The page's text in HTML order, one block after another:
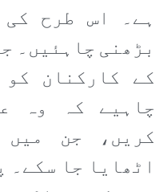
ہے۔ اس طرح
کے کارکنان
چاہیے کہ وہ
کریں، جن
اٹھایا جا